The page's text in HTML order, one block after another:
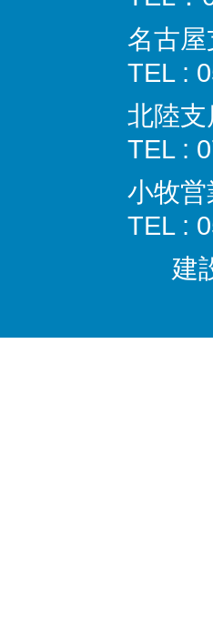
名古
TEL :
北陸
TEL :
小牧
TEL :
建